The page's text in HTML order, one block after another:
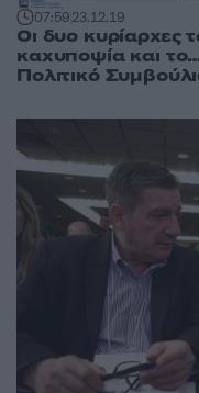
07:5923.12.19
Οι δυο κυρίαρχες
καχυποψία και
Πολιτικό